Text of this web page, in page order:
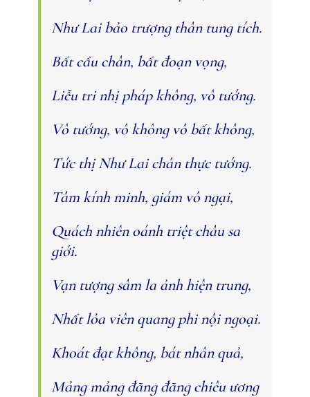
Như Lai bảo trượng thân tung tích.
Bất cầu chân, bất đoạn vọng,
Liễu tri nhị pháp không, vô tướng.
Vô tướng, vô không vô bất không,
Tức thị Như Lai chân thực tướng.
Tâm kính minh, giám vô ngại,
Quách nhiên oánh triệt châu sa
giới.
Vạn tượng sâm la ảnh hiện trung,
Nhất lỏa viên quang phi nội ngoại.
Khoát đạt không, bát nhân quả,
Mảng mảng đãng đãng chiêu ương